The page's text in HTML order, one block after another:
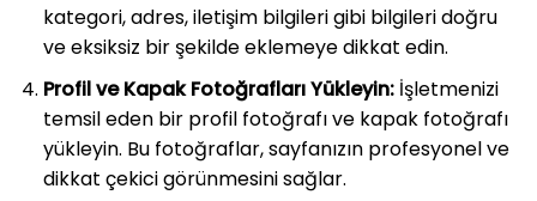
kategori, adres, iletişim bilgileri gibi bilgileri doğru
ve eksiksiz bir şekilde eklemeye dikkat edin.
Profil ve Kapak Fotoğrafları Yükleyin:İşletmenizi
temsil eden bir profil fotoğrafı ve kapak fotoğrafı
yükleyin. Bu fotoğraflar, sayfanızın profesyonel ve
dikkat çekici görünmesini sağlar.